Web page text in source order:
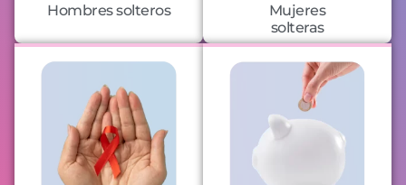
Hombres solteros
Mujeres
solteras